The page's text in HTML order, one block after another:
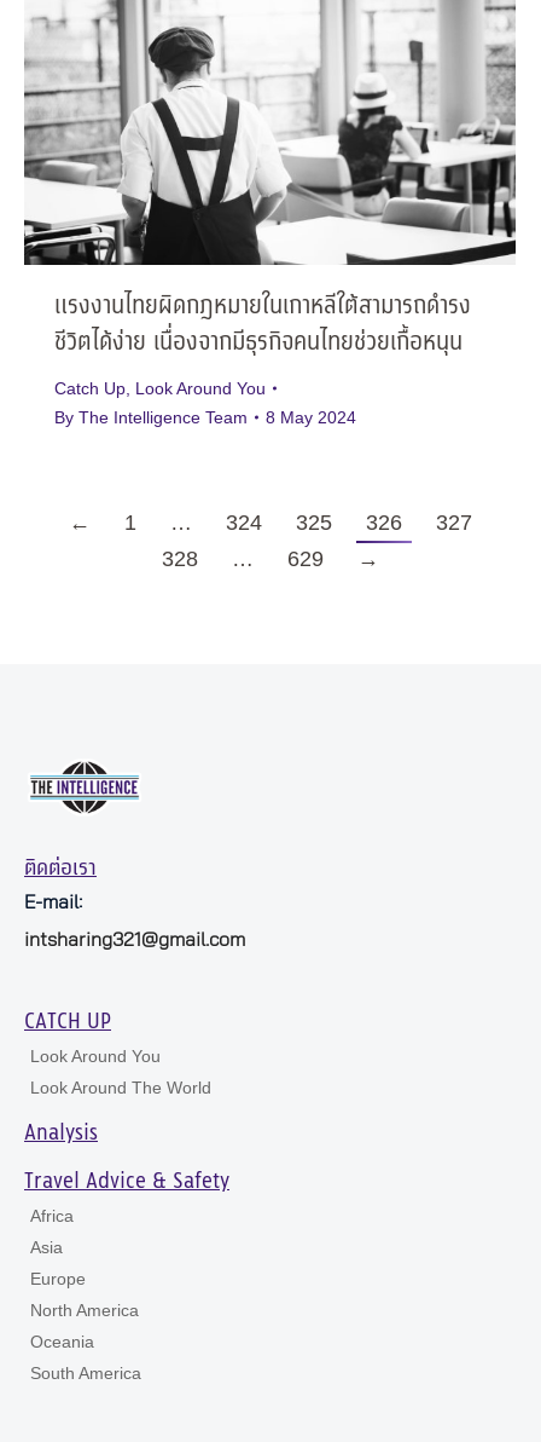
แรงงานไทยผิดกฎหมายในเกาหลีใต้สามารถดำรง
ชีวิตได้ง่าย เนื่องจากมีธุรกิจคนไทยช่วยเกื้อหนุน
Catch Up Look Around You
By The Intelligence Team 8 May 2024
← 1 … 324 325 326
327
328
… 629 →
ติดต่อเรา
E-mail:
intsharing321@gmail.com
CATCH UP
Look Around You
Look Around The World
Analysis
Travel Advice & Safety
Africa
Asia
Europe
North America
Oceania
South America